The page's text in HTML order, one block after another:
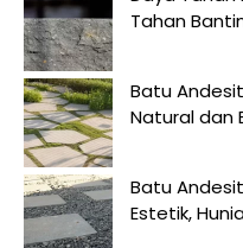
Tahan
Batu
Natural dan
Batu
Estetik,